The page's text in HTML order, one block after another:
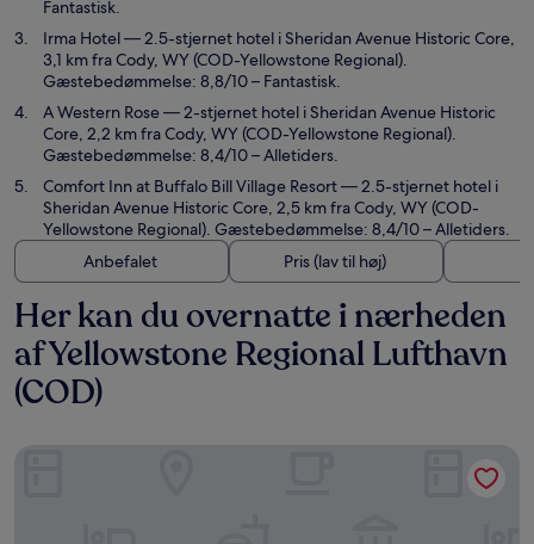
Fantastisk.
Irma Hotel— 2.5-stjernet hotel i Sheridan Avenue Historic Core,
3,1 km fra Cody, WY (COD-Yellowstone Regional).
Gæstebedømmelse: 8,8/10 – Fantastisk.
A Western Rose— 2-stjernet hotel i Sheridan Avenue Historic
Core, 2,2 km fra Cody, WY (COD-Yellowstone Regional).
Gæstebedømmelse: 8,4/10 – Alletiders.
Comfort Inn at Buffalo Bill Village Resort— 2.5-stjernet hotel i
Sheridan Avenue Historic Core, 2,5 km fra Cody, WY (COD-
Yellowstone Regional). Gæstebedømmelse: 8,4/10 – Alletiders.
Anbefalet
Pris (lav til høj)
Her kan du overnatte i nærheden
af Yellowstone Regional Lufthavn
(COD)